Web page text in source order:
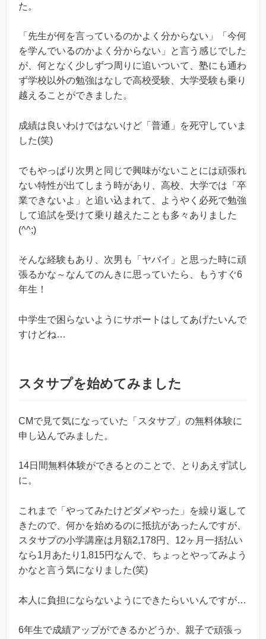
た。
「先生が何を言っているのかよく分からない」「今何
を学んでいるのかよく分からない」と言う感じでした
が、何となく少しずつ周りに追いついて、塾にも通わ
ず学校以外の勉強はなしで高校受験、大学受験も乗り
越えることができました。
成績は良いわけではないけど「普通」を死守していま
した(笑)
でもやっぱり次男と同じで興味がないことには頑張れ
ない特性が出てしまう時があり、高校、大学では「卒
業できないよ」と追い込まれて、ようやく必死で勉強
して追試を受けて乗り越えたことも多々ありました
(^^;)
そんな経験もあり、次男も「ヤバイ」と思った時に頑
張るかな～なんてのんきに思っていたら、もうすぐ6
年生！
中学生で困らないようにサポートはしてあげたいんで
すけどね…
スタサプを始めてみました
CMで見て気になっていた「スタサプ」の無料体験に
申し込んでみました。
14日間無料体験ができるとのことで、とりあえず試し
に。
これまで「やってみたけどダメやった」を繰り返して
きたので、何かを始めるのに抵抗があったんですが、
スタサプの小学講座は月額2,178円、12ヶ月一括払い
なら1月あたり1,815円なんで、ちょっとやってみよう
かなと言う気になりました(笑)
本人に負担にならないようにできたらいいんですが…
6年生で成績アップができるかどうか、親子で頑張っ